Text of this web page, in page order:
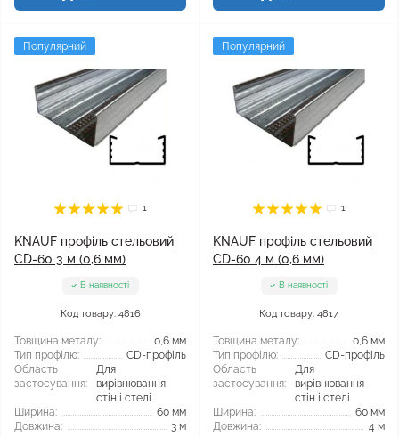
Популярний
1
KNAUF профіль стельовий
CD-60 3 м (0,6 мм)
В наявності
Код товару: 4816
Товщина металу:
0,6 мм
Тип профілю:
CD-профіль
Область
застосування:
Для
вирівнювання
стін і стелі
Ширина:
60 мм
Довжина:
3 м
Популярний
1
KNAUF профіль стельовий
CD-60 4 м (0,6 мм)
В наявності
Код товару: 4817
Товщина металу:
0,6 мм
Тип профілю:
CD-профіль
Область
застосування:
Для
вирівнювання
стін і стелі
Ширина:
60 мм
Довжина:
4 м